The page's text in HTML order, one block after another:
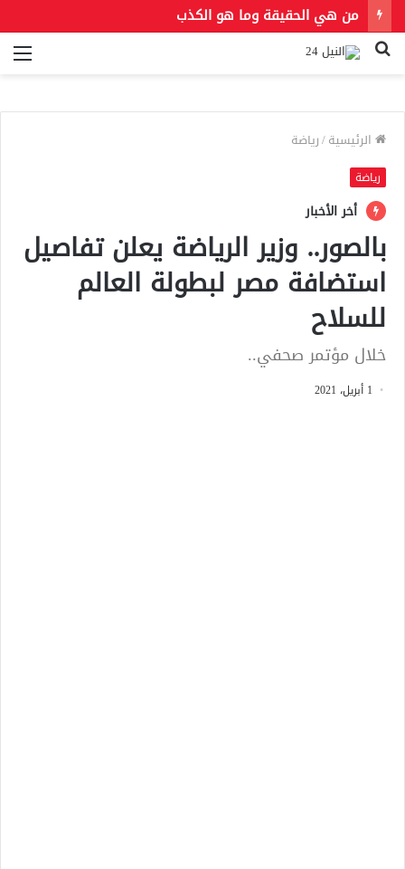
من هي الحقيقة وما هو الكذب
بحث
الرئيسية/رياضة
رياضة
أخر الأخبار
بالصور.. وزير الرياضة يعلن تفاصيل
استضافة مصر لبطولة العالم
للسلاح
خلال مؤتمر صحفي..
1 أبريل، 2021